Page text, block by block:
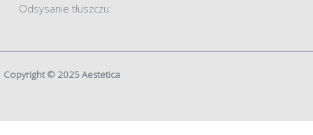
Odsysanie tłuszczu:
Copyright © 2025 Aestetica